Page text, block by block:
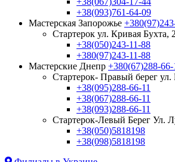
+38(093)761-64-09
Мастерская Запорожье
Стартерок ул. Кривая Бухта,
+38(050)243-11-88
+380(97)243-11-88
Мастерские Днепр +380(67)288-66-
Стартерок- Правый берег
+38(095)288-66-11
+38(067)288-66-11
+38(093)288-66-11
Стартерок-Левый Берег Ул.
+38(050)5818198
+38(098)5818198